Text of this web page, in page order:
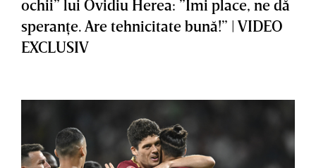
ochii” lui Ovidiu Herea: ”Îmi place, ne dă
speranţe. Are tehnicitate bună!” | VIDEO
EXCLUSIV